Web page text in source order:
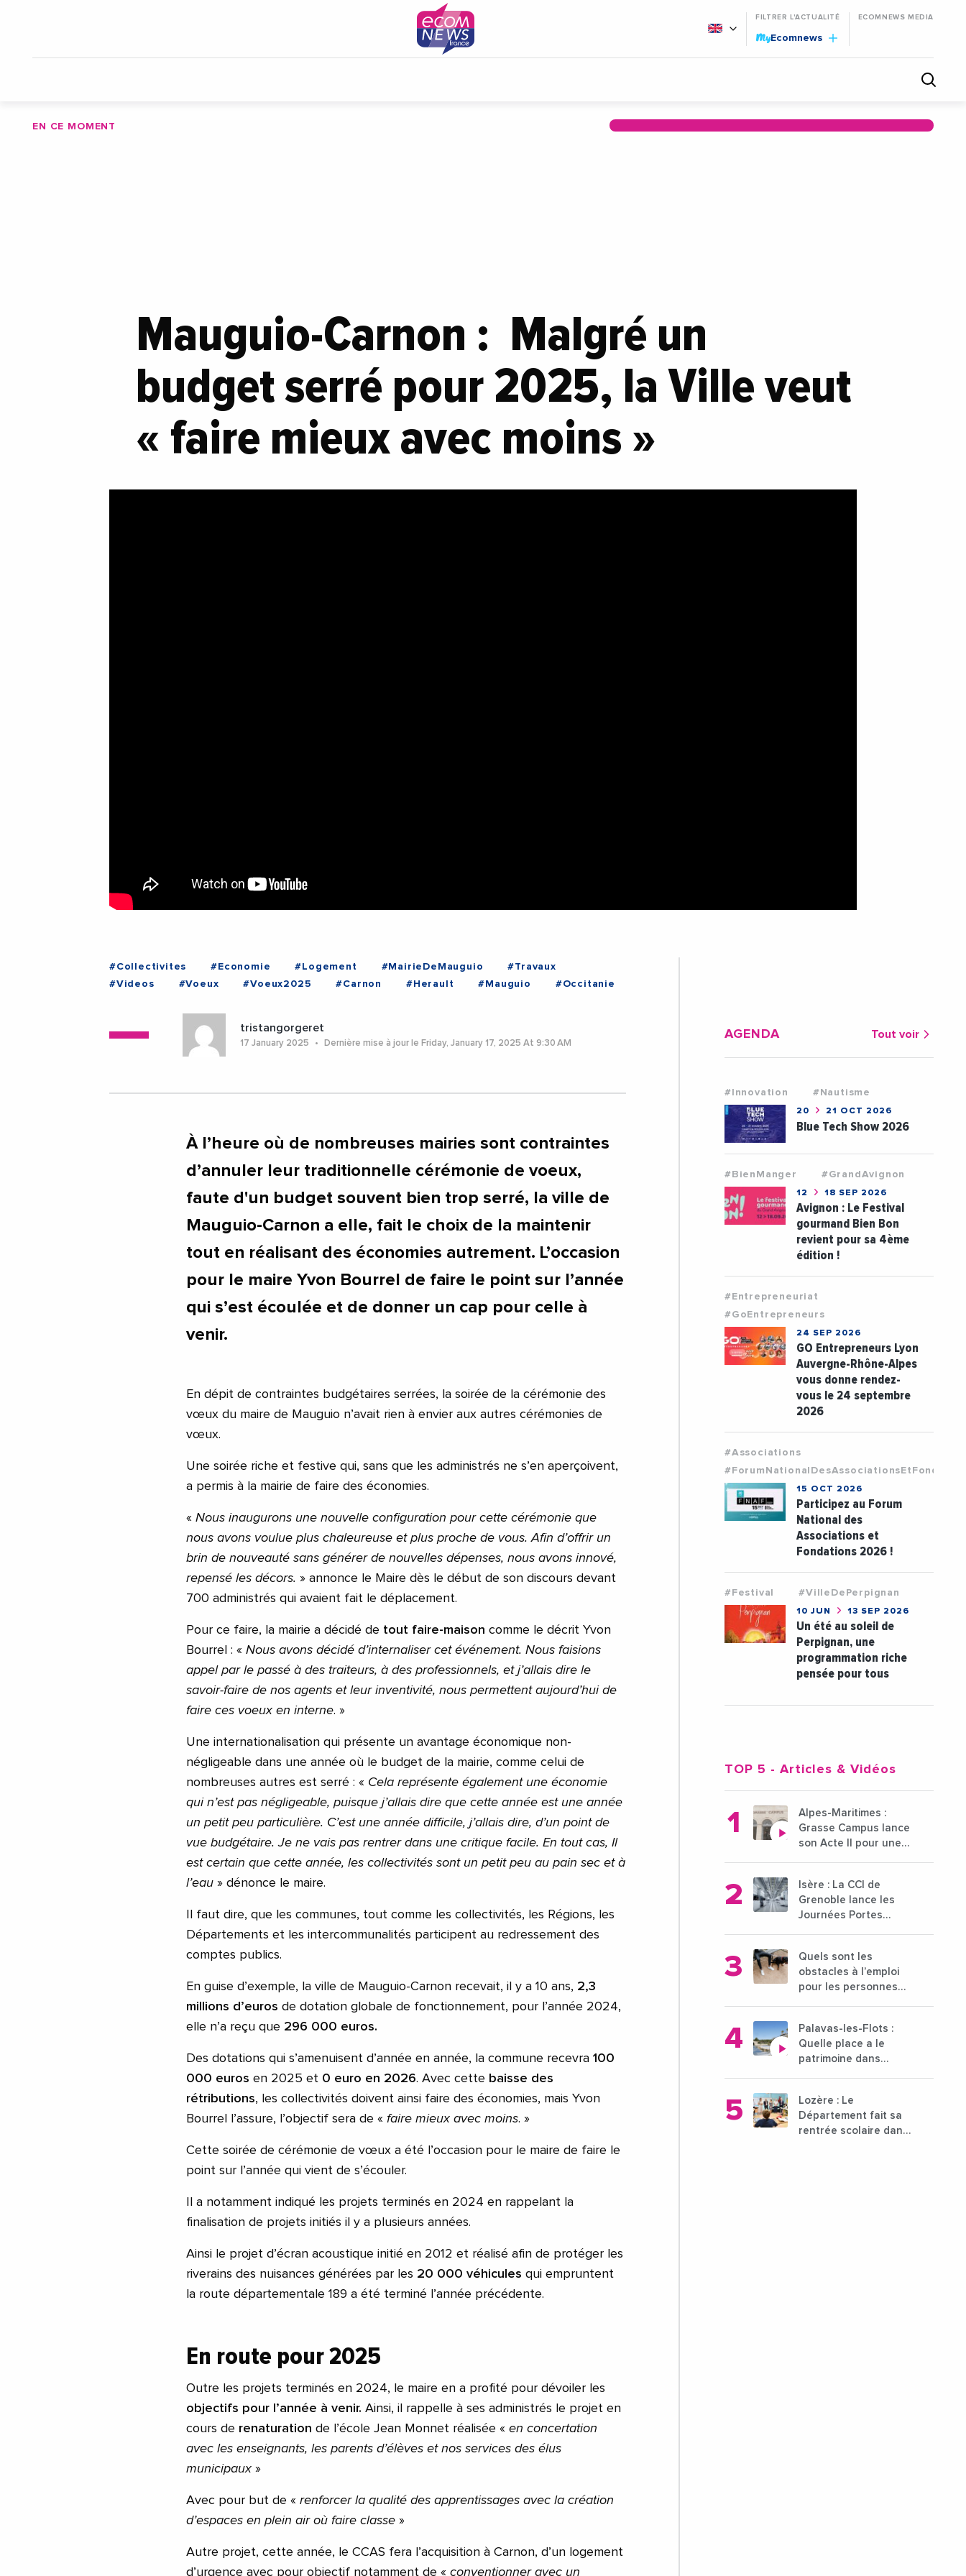
FILTRER L'ACTUALITÉ
MyEcomnews
ECOMNEWS MEDIA
EN CE MOMENT
Mauguio-Carnon : Malgré un
budget serré pour 2025, la Ville veut
« faire mieux avec moins »
#Collectivites #Economie #Logement #MairieDeMauguio
#Travaux
#Videos
#Voeux #Voeux2025 #Carnon #Herault #Mauguio #Occitanie
tristangorgeret
17 January 2025 Dernière mise à jour le Friday, January 17, 2025 At 9:30 AM
À l’heure où de nombreuses mairies sont contraintes
d’annuler leur traditionnelle cérémonie de voeux,
faute d'un budget souvent bien trop serré, la ville de
Mauguio-Carnon a elle, fait le choix de la maintenir
tout en réalisant des économies autrement. L’occasion
pour le maire Yvon Bourrel de faire le point sur l’année
qui s’est écoulée et de donner un cap pour celle à
venir.
En dépit de contraintes budgétaires serrées, la soirée de la cérémonie des
vœux du maire de Mauguio n’avait rien à envier aux autres cérémonies de
vœux.
Une soirée riche et festive qui, sans que les administrés ne s’en aperçoivent,
a permis à la mairie de faire des économies.
« Nous inaugurons une nouvelle configuration pour cette cérémonie que
nous avons voulue plus chaleureuse et plus proche de vous. Afin d’offrir un
brin de nouveauté sans générer de nouvelles dépenses, nous avons innové,
repensé les décors. » annonce le Maire dès le début de son discours devant
700 administrés qui avaient fait le déplacement.
Pour ce faire, la mairie a décidé de tout faire-maison comme le décrit Yvon
Bourrel : « Nous avons décidé d’internaliser cet événement. Nous faisions
appel par le passé à des traiteurs, à des professionnels, et j’allais dire le
savoir-faire de nos agents et leur inventivité, nous permettent aujourd’hui de
faire ces voeux en interne. »
Une internationalisation qui présente un avantage économique non-
négligeable dans une année où le budget de la mairie, comme celui de
nombreuses autres est serré : « Cela représente également une économie
qui n’est pas négligeable, puisque j’allais dire que cette année est une année
un petit peu particulière. C’est une année difficile, j’allais dire, d’un point de
vue budgétaire. Je ne vais pas rentrer dans une critique facile. En tout cas, Il
est certain que cette année, les collectivités sont un petit peu au pain sec et à
l’eau » dénonce le maire.
Il faut dire, que les communes, tout comme les collectivités, les Régions, les
Départements et les intercommunalités participent au redressement des
comptes publics.
En guise d’exemple, la ville de Mauguio-Carnon recevait, il y a 10 ans, 2,3
millions d’euros de dotation globale de fonctionnement, pour l’année 2024,
elle n’a reçu que 296 000 euros.
Des dotations qui s’amenuisent d’année en année, la commune recevra 100
000 euros en 2025 et 0 euro en 2026. Avec cette baisse des
rétributions, les collectivités doivent ainsi faire des économies, mais Yvon
Bourrel l’assure, l’objectif sera de « faire mieux avec moins. »
Cette soirée de cérémonie de vœux a été l’occasion pour le maire de faire le
point sur l’année qui vient de s’écouler.
Il a notamment indiqué les projets terminés en 2024 en rappelant la
finalisation de projets initiés il y a plusieurs années.
Ainsi le projet d’écran acoustique initié en 2012 et réalisé afin de protéger les
riverains des nuisances générées par les 20 000 véhicules qui empruntent
la route départementale 189 a été terminé l’année précédente.
En route pour 2025
Outre les projets terminés en 2024, le maire en a profité pour dévoiler les
objectifs pour l’année à venir. Ainsi, il rappelle à ses administrés le projet en
cours de renaturation de l’école Jean Monnet réalisée « en concertation
avec les enseignants, les parents d’élèves et nos services des élus
municipaux »
Avec pour but de « renforcer la qualité des apprentissages avec la création
d’espaces en plein air où faire classe »
Autre projet, cette année, le CCAS fera l’acquisition à Carnon, d’un logement
d’urgence avec pour objectif notamment de « conventionner avec un
AGENDA Tout voir
#Innovation #Nautisme
20 21 OCT 2026
Blue Tech Show 2026
#BienManger #GrandAvignon
12 18 SEP 2026
Avignon : Le Festival
gourmand Bien Bon
revient pour sa 4ème
édition !
#Entrepreneuriat
#GoEntrepreneurs
24 SEP 2026
GO Entrepreneurs Lyon
Auvergne-Rhône-Alpes
vous donne rendez-
vous le 24 septembre
2026
#Associations
15 OCT 2026
Participez au Forum
National des
Associations et
Fondations 2026 !
#Festival #VilleDePerpignan
10 JUN 13 SEP 2026
Un été au soleil de
Perpignan, une
programmation riche
pensée pour tous
TOP 5 - Articles & Vidéos
Alpes-Maritimes :
Grasse Campus lance
son Acte II pour une
l'enseignement
supérieur
Isère : La CCI de
Grenoble lance les
Journées Portes
21 octobre 2024
Quels sont les
obstacles à l’emploi
pour les personnes
Palavas-les-Flots :
Quelle place a le
patrimoine dans
Lozère : Le
Département fait sa
rentrée scolaire dans